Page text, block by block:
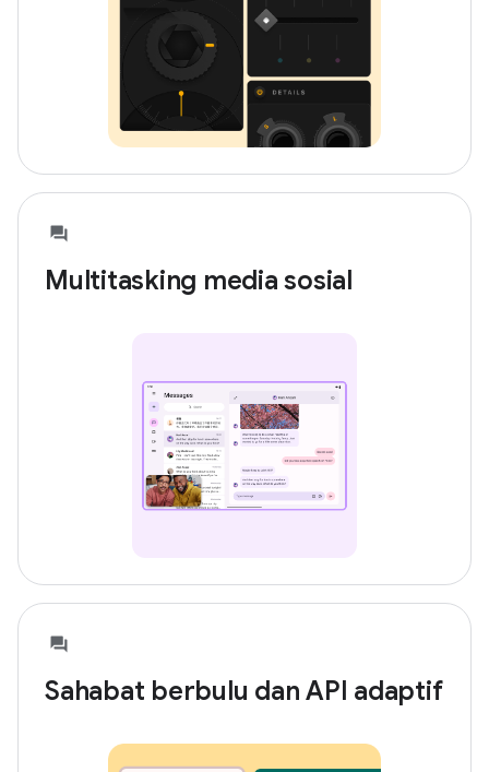
Multitasking media sosial
Sahabat berbulu dan API adaptif